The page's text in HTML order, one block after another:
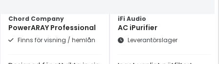
Chord Company
PowerARAY Professional
Finns för visning / hemlån
iFi Audio
AC iPurifier
Leverantörslager